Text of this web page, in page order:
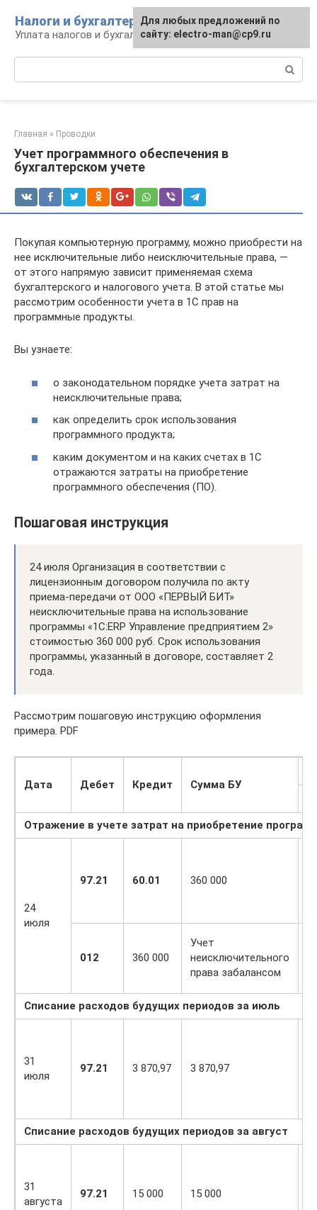
контенту
Налоги и бухгалтерия
Уплата налогов и бухгалтерская отчётность
Главная » Проводки
Учет программного обеспечения в
бухгалтерском учете
Покупая компьютерную программу, можно приобрести на
нее исключительные либо неисключительные права, —
от этого напрямую зависит применяемая схема
бухгалтерского и налогового учета. В этой статье мы
рассмотрим особенности учета в 1С прав на
программные продукты.
Вы узнаете:
о законодательном порядке учета затрат на
неисключительные права;
как определить срок использования
программного продукта;
каким документом и на каких счетах в 1С
отражаются затраты на приобретение
программного обеспечения (ПО).
Пошаговая инструкция
­24 июля Организация в соответствии с
лицензионным договором получила по акту
приема-передачи от ООО «ПЕРВЫЙ БИТ»
неисключительные права на использование
программы «1С:ERP Управление предприятием 2»
стоимостью 360 000 руб. Срок использования
программы, указанный в договоре, составляет 2
года.
Рассмотрим пошаговую инструкцию оформления
примера. PDF
Дата Дебет Кредит Сумма БУ
Отражение в учете затрат на приобретение
24
июля
97.21 60.01 360 000
012 360 000
Учет
неисключительного
права забалансом
Списание расходов будущих периодов за июль
31
июля
97.21 3 870,97 3 870,97
Списание расходов будущих периодов за август
31
августа
97.21 15 000 15 000
Для любых предложений по
сайту: electro-man@cp9.ru